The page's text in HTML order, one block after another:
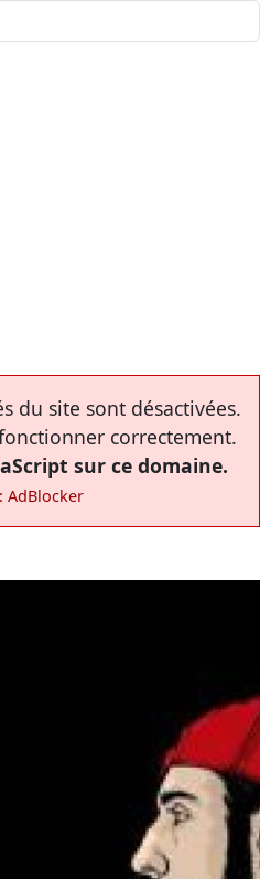
du site sont désactivées.
correctement.
sur ce domaine.
AdBlocker